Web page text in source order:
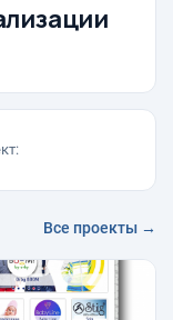
Все проекты →